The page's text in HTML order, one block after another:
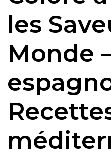
les
Monde